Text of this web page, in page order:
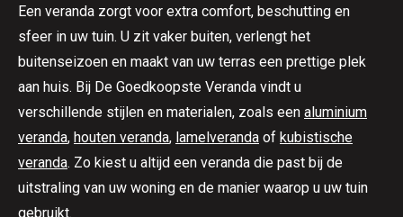
Een veranda zorgt voor extra comfort, beschutting en
sfeer in uw tuin. U zit vaker buiten, verlengt het
buitenseizoen en maakt van uw terras een prettige plek
aan huis. Bij De Goedkoopste Veranda vindt u
verschillende stijlen en materialen, zoals een aluminium
veranda, houten veranda, lamelveranda of kubistische
veranda. Zo kiest u altijd een veranda die past bij de
uitstraling van uw woning en de manier waarop u uw tuin
gebruikt.